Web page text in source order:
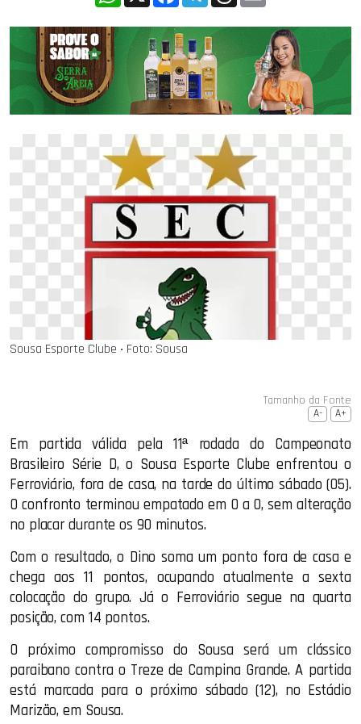
Sousa Esporte Clube ‧ Foto: Sousa
Tamanho da Fonte
A- A+
Em partida válida pela 11ª rodada do Campeonato
Brasileiro Série D, o Sousa Esporte Clube enfrentou o
Ferroviário, fora de casa, na tarde do último sábado (05).
O confronto terminou empatado em 0 a 0, sem alteração
no placar durante os 90 minutos.
Com o resultado, o Dino soma um ponto fora de casa e
chega aos 11 pontos, ocupando atualmente a sexta
colocação do grupo. Já o Ferroviário segue na quarta
posição, com 14 pontos.
O próximo compromisso do Sousa será um clássico
paraibano contra o Treze de Campina Grande. A partida
está marcada para o próximo sábado (12), no Estádio
Marizão, em Sousa.